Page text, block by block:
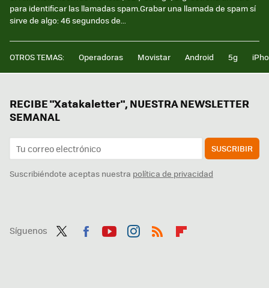
para identificar las llamadas spam.Grabar una llamada de spam sí
sirve de algo: 46 segundos de...
OTROS TEMAS: Operadoras Movistar Android 5g
RECIBE "Xatakaletter", NUESTRA NEWSLETTER
SEMANAL
SUSCRIBIR
Suscribiéndote aceptas nuestra política de privacidad
Síguenos